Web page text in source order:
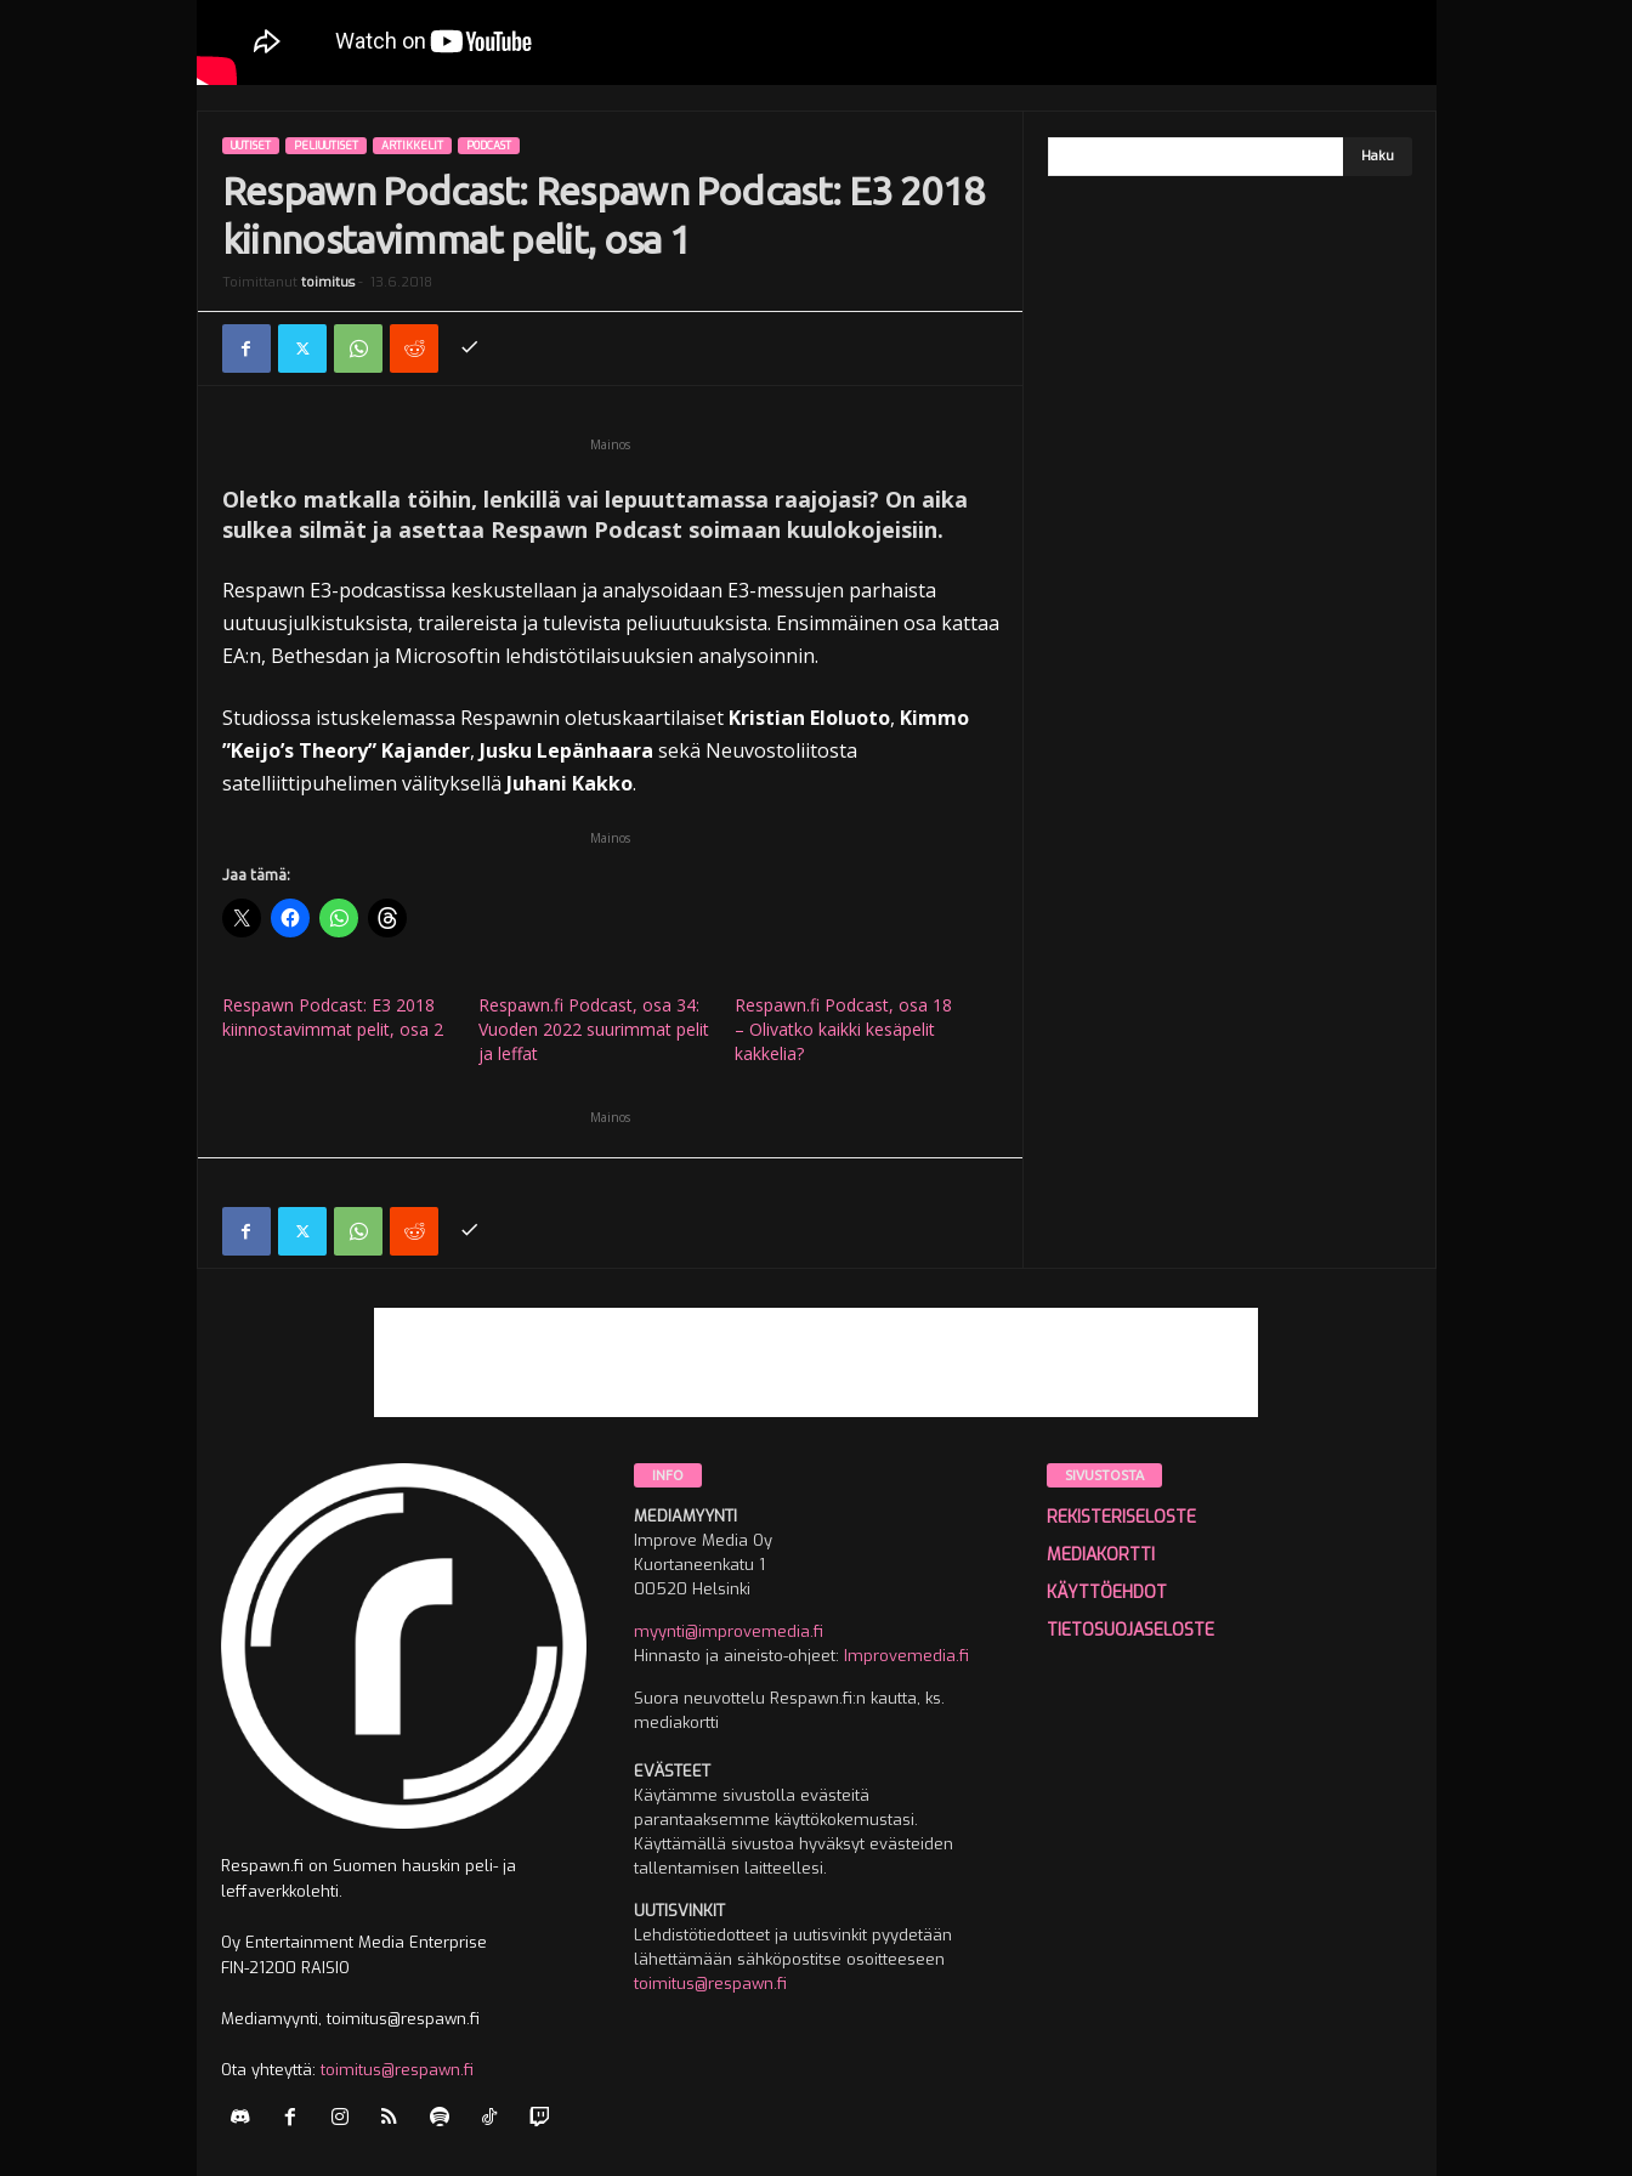
UUTISET PELIUUTISET ARTIKKELIT PODCAST
Respawn Podcast: Respawn Podcast: E3 2018
kiinnostavimmat pelit, osa 1
Toimittanut toimitus- 13.6.2018
Mainos
Oletko matkalla töihin, lenkillä vai lepuuttamassa raajojasi? On aika
sulkea silmät ja asettaa Respawn Podcast soimaan kuulokojeisiin.
Respawn E3-podcastissa keskustellaan ja analysoidaan E3-messujen parhaista
uutuusjulkistuksista, trailereista ja tulevista peliuutuuksista. Ensimmäinen osa kattaa
EA:n, Bethesdan ja Microsoftin lehdistötilaisuuksien analysoinnin.
Studiossa istuskelemassa Respawnin oletuskaartilaiset Kristian Eloluoto, Kimmo
”Keijo’s Theory” Kajander, Jusku Lepänhaara sekä Neuvostoliitosta
satelliittipuhelimen välityksellä Juhani Kakko.
Mainos
Jaa tämä:
Respawn Podcast: E3 2018
kiinnostavimmat pelit, osa 2
Respawn.fi Podcast, osa 34:
Vuoden 2022 suurimmat pelit
ja leffat
Respawn.fi Podcast, osa 18
– Olivatko kaikki kesäpelit
kakkelia?
Mainos
Respawn.fi on Suomen hauskin peli- ja
leffaverkkolehti.
Oy Entertainment Media Enterprise
FIN-21200 RAISIO
Mediamyynti, toimitus@respawn.fi
Ota yhteyttä:toimitus@respawn.fi
INFO
MEDIAMYYNTI
Improve Media Oy
Kuortaneenkatu 1
00520 Helsinki
myynti@improvemedia.fi
Hinnasto ja aineisto-ohjeet: Improvemedia.fi
Suora neuvottelu Respawn.fi:n kautta, ks.
mediakortti
EVÄSTEET
Käytämme sivustolla evästeitä
parantaaksemme käyttökokemustasi.
Käyttämällä sivustoa hyväksyt evästeiden
tallentamisen laitteellesi.
UUTISVINKIT
Lehdistötiedotteet ja uutisvinkit pyydetään
lähettämään sähköpostitse osoitteeseen
toimitus@respawn.fi
SIVUSTOSTA
REKISTERISELOSTE
MEDIAKORTTI
KÄYTTÖEHDOT
TIETOSUOJASELOSTE